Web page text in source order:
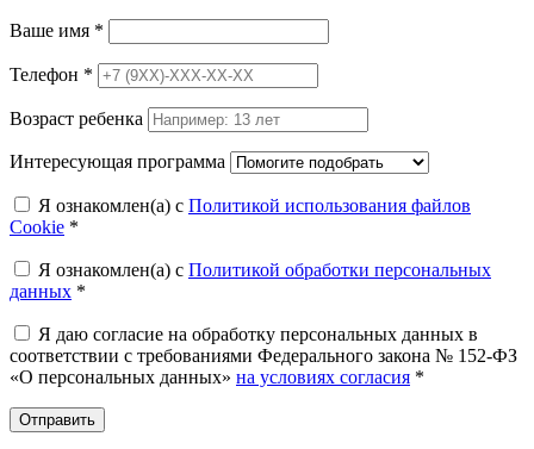
Ваше имя *
Телефон *
Возраст ребенка
Интересующая программа
Я ознакомлен(а) с Политикой использования файлов
Cookie *
Я ознакомлен(а) с Политикой обработки персональных
данных *
Я даю согласие на обработку персональных данных в
соответствии с требованиями Федерального закона № 152-ФЗ
«О персональных данных» на условиях согласия *
Отправить